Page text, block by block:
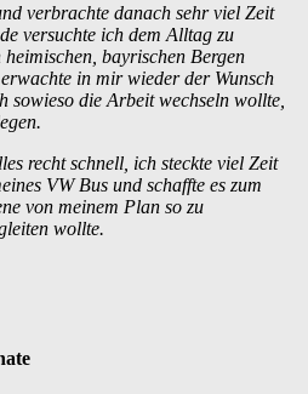
verbrachte danach sehr viel Zeit
versuchte ich dem Alltag zu
bayrischen Bergen
in mir wieder der Wunsch
sowieso die Arbeit wechseln wollte,
recht schnell, ich steckte viel Zeit
VW Bus und schaffte es zum
von meinem Plan so zu
wollte.